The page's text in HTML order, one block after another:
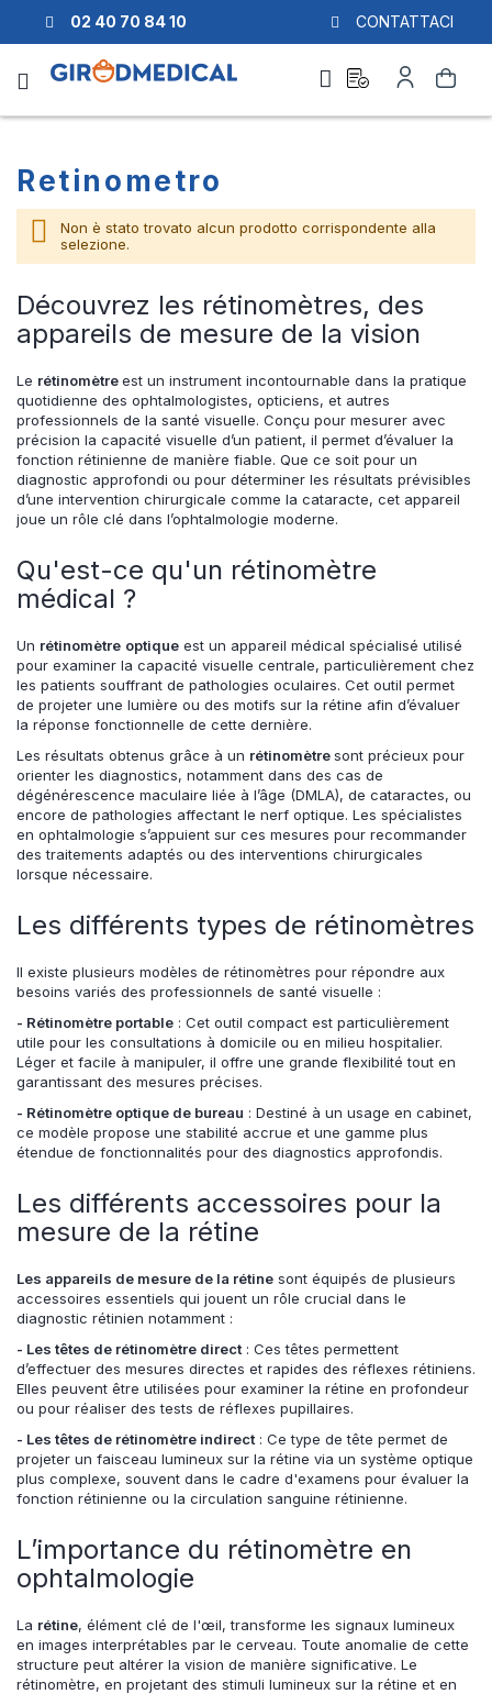
02 40 70 84 10 CONTATTACI
Cerca
preventivo
mio
Account
Retinometro
Non è stato trovato alcun prodotto corrispondente alla
selezione.
Découvrez les rétinomètres, des
appareils de mesure de la vision
Le rétinomètreest un instrument incontournable dans la pratique
quotidienne des ophtalmologistes, opticiens, et autres
professionnels de la santé visuelle. Conçu pour mesurer avec
précision la capacité visuelle d’un patient, il permet d’évaluer la
fonction rétinienne de manière fiable. Que ce soit pour un
diagnostic approfondi ou pour déterminer les résultats prévisibles
d’une intervention chirurgicale comme la cataracte, cet appareil
joue un rôle clé dans l’ophtalmologie moderne.
Qu'est-ce qu'un rétinomètre
médical ?
Un rétinomètre optique est un appareil médical spécialisé utilisé
pour examiner la capacité visuelle centrale, particulièrement chez
les patients souffrant de pathologies oculaires. Cet outil permet
de projeter une lumière ou des motifs sur la rétine afin d’évaluer
la réponse fonctionnelle de cette dernière.
Les résultats obtenus grâce à un rétinomètresont précieux pour
orienter les diagnostics, notamment dans des cas de
dégénérescence maculaire liée à l’âge (DMLA), de cataractes, ou
encore de pathologies affectant le nerf optique. Les spécialistes
en ophtalmologie s’appuient sur ces mesures pour recommander
des traitements adaptés ou des interventions chirurgicales
lorsque nécessaire.
Les différents types de rétinomètres
Il existe plusieurs modèles de rétinomètres pour répondre aux
besoins variés des professionnels de santé visuelle :
- Rétinomètre portable : Cet outil compact est particulièrement
utile pour les consultations à domicile ou en milieu hospitalier.
Léger et facile à manipuler, il offre une grande flexibilité tout en
garantissant des mesures précises.
- Rétinomètre optique de bureau : Destiné à un usage en cabinet,
ce modèle propose une stabilité accrue et une gamme plus
étendue de fonctionnalités pour des diagnostics approfondis.
Les différents accessoires pour la
mesure de la rétine
Les appareils de mesure de la rétine sont équipés de plusieurs
accessoires essentiels qui jouent un rôle crucial dans le
diagnostic rétinien notamment :
- Les têtes de rétinomètre direct : Ces têtes permettent
d’effectuer des mesures directes et rapides des réflexes rétiniens.
Elles peuvent être utilisées pour examiner la rétine en profondeur
ou pour réaliser des tests de réflexes pupillaires.
- Les têtes de rétinomètre indirect : Ce type de tête permet de
projeter un faisceau lumineux sur la rétine via un système optique
plus complexe, souvent dans le cadre d'examens pour évaluer la
fonction rétinienne ou la circulation sanguine rétinienne.
L’importance du rétinomètre en
ophtalmologie
La rétine, élément clé de l'œil, transforme les signaux lumineux
en images interprétables par le cerveau. Toute anomalie de cette
structure peut altérer la vision de manière significative. Le
rétinomètre, en projetant des stimuli lumineux sur la rétine et en